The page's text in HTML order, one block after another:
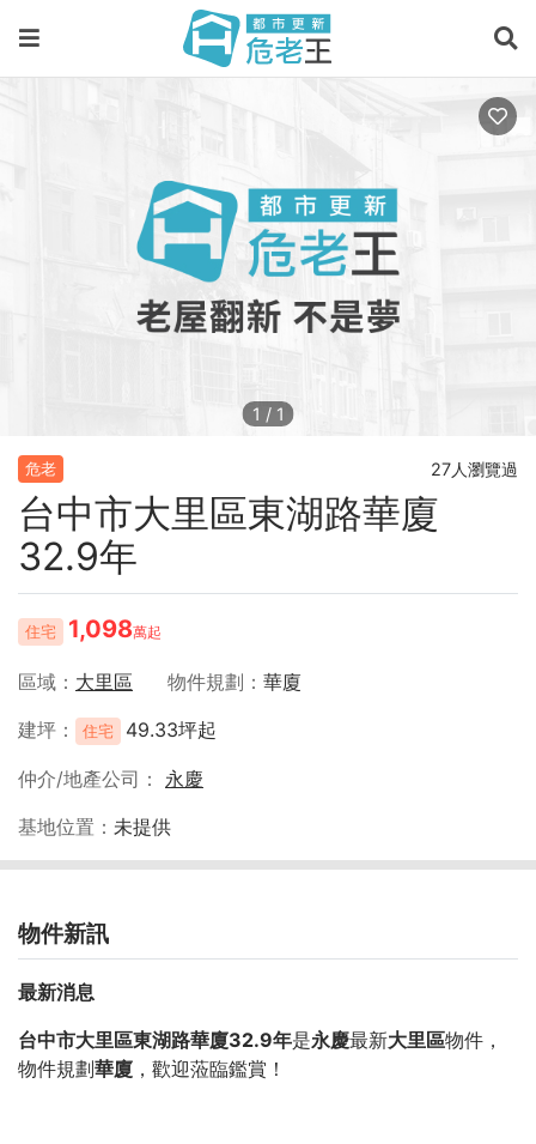
1 / 1
危老 27人瀏覽過
台中市大里區東湖路華廈
32.9年
住宅 1,098萬起
區域 大里區 物件規劃
華廈
建坪
住宅 49.33坪起
仲介/地產公司
永慶
基地位置
未提供
物件新訊
最新消息
台中市大里區東湖路華廈32.9年是永慶最新大里區物件，
物件規劃華廈 ，歡迎蒞臨鑑賞！